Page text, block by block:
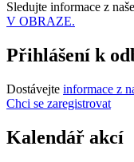
Sledujte informace z
V OBRAZE.
Přihlášení k
Dostávejte informace z
Chci se zaregistrovat
Kalendář akcí